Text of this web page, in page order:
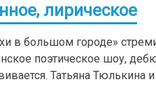
лирическое
в большом городе»
поэтическое шоу,
Татьяна Тюлькина